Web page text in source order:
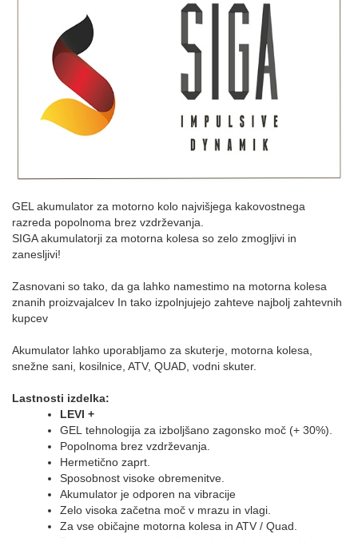
GEL akumulator za motorno kolo najvišjega kakovostnega
razreda popolnoma brez vzdrževanja.
SIGA akumulatorji za motorna kolesa so zelo zmogljivi in
zanesljivi!
Zasnovani so tako, da ga lahko namestimo na motorna kolesa
znanih proizvajalcev In tako izpolnjujejo zahteve najbolj zahtevnih
kupcev
Akumulator lahko uporabljamo za skuterje, motorna kolesa,
snežne sani, kosilnice, ATV, QUAD, vodni skuter.
Lastnosti izdelka:
LEVI +
GEL tehnologija za izboljšano zagonsko moč (+ 30%).
Popolnoma brez vzdrževanja.
Hermetično zaprt.
Sposobnost visoke obremenitve.
Akumulator je odporen na vibracije
Zelo visoka začetna moč v mrazu in vlagi.
Za vse običajne motorna kolesa in ATV / Quad.